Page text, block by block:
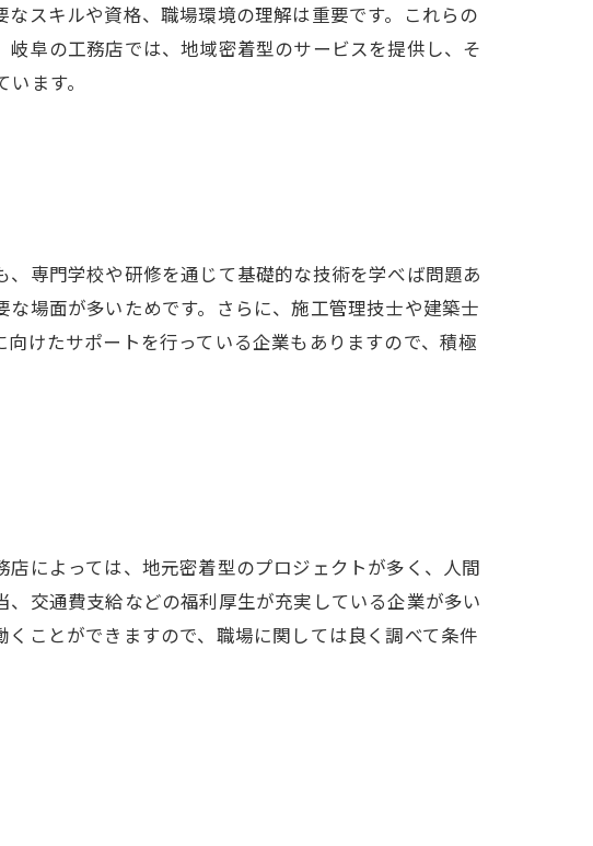
スキルや資格、職場環境の理解は重要です。これらの
阜の工務店では、地域密着型のサービスを提供し、そ
ます。
専門学校や研修を通じて基礎的な技術を学べば問題あ
場面が多いためです。さらに、施工管理技士や建築士
けたサポートを行っている企業もありますので、積極
によっては、地元密着型のプロジェクトが多く、人間
交通費支給などの福利厚生が充実している企業が多い
ことができますので、職場に関しては良く調べて条件